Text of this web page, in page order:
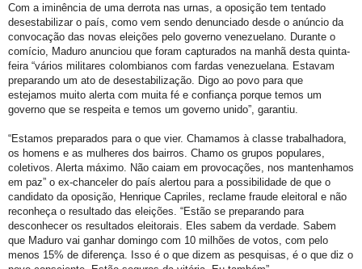
Com a iminência de uma derrota nas urnas, a oposição tem tentado
desestabilizar o país, como vem sendo denunciado desde o anúncio da
convocação das novas eleições pelo governo venezuelano. Durante o
comício, Maduro anunciou que foram capturados na manhã desta quinta-
feira “vários militares colombianos com fardas venezuelana. Estavam
preparando um ato de desestabilização. Digo ao povo para que
estejamos muito alerta com muita fé e confiança porque temos um
governo que se respeita e temos um governo unido”, garantiu.
“Estamos preparados para o que vier. Chamamos à classe trabalhadora,
os homens e as mulheres dos bairros. Chamo os grupos populares,
coletivos. Alerta máximo. Não caiam em provocações, nos mantenhamos
em paz” o ex-chanceler do país alertou para a possibilidade de que o
candidato da oposição, Henrique Capriles, reclame fraude eleitoral e não
reconheça o resultado das eleições. “Estão se preparando para
desconhecer os resultados eleitorais. Eles sabem da verdade. Sabem
que Maduro vai ganhar domingo com 10 milhões de votos, com pelo
menos 15% de diferença. Isso é o que dizem as pesquisas, é o que diz o